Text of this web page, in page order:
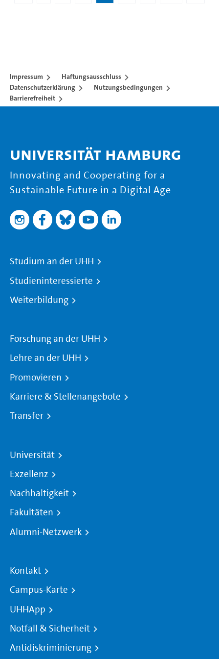
Impressum
Haftungsausschluss
Datenschutzerklärung
Nutzungsbedingungen
Barrierefreiheit
Universität Hamburg
Innovating and Cooperating for a
Sustainable Future in a Digital Age
Studium an der UHH
Studieninteressierte
Weiterbildung
Forschung an der UHH
Lehre an der UHH
Promovieren
Karriere & Stellenangebote
Transfer
Universität
Exzellenz
Nachhaltigkeit
Fakultäten
Alumni-Netzwerk
Kontakt
Campus-Karte
UHHApp
Notfall & Sicherheit
Antidiskriminierung